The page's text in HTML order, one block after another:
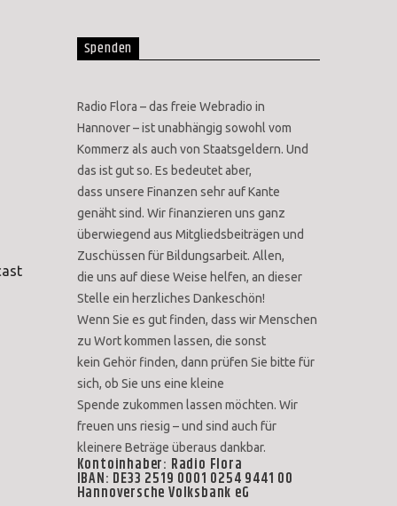
Spenden
Radio Flora – das freie Webradio in
Hannover – ist unabhängig sowohl vom
Kommerz als auch von Staatsgeldern. Und
das ist gut so. Es bedeutet aber,
dass unsere Finanzen sehr auf Kante
genäht sind. Wir finanzieren uns ganz
überwiegend aus Mitgliedsbeiträgen und
Zuschüssen für Bildungsarbeit. Allen,
die uns auf diese Weise helfen, an dieser
Stelle ein herzliches Dankeschön!
Wenn Sie es gut finden, dass wir Menschen
zu Wort kommen lassen, die sonst
kein Gehör finden, dann prüfen Sie bitte für
sich, ob Sie uns eine kleine
Spende zukommen lassen möchten. Wir
freuen uns riesig – und sind auch für
kleinere Beträge überaus dankbar.
Kontoinhaber: Radio Flora
IBAN: DE33 2519 0001 0254 9441 00
Hannoversche Volksbank eG